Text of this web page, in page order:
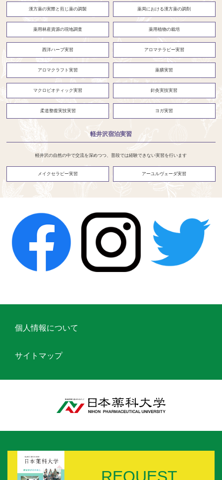
漢方薬の実際と煎じ薬の調製 薬局における漢方薬の調剤
薬用林産資源の現地調査 薬用植物の栽培
西洋ハーブ実習 アロマテラピー実習
アロマクラフト実習 薬膳実習
マクロビオティック実習 針灸実技実習
柔道整復実技実習 ヨガ実習
軽井沢宿泊実習
軽井沢の自然の中で交流を深めつつ、普段では経験できない実習を行います
メイクセラピー実習 アーユルヴェーダ実習
個人情報について
サイトマップ